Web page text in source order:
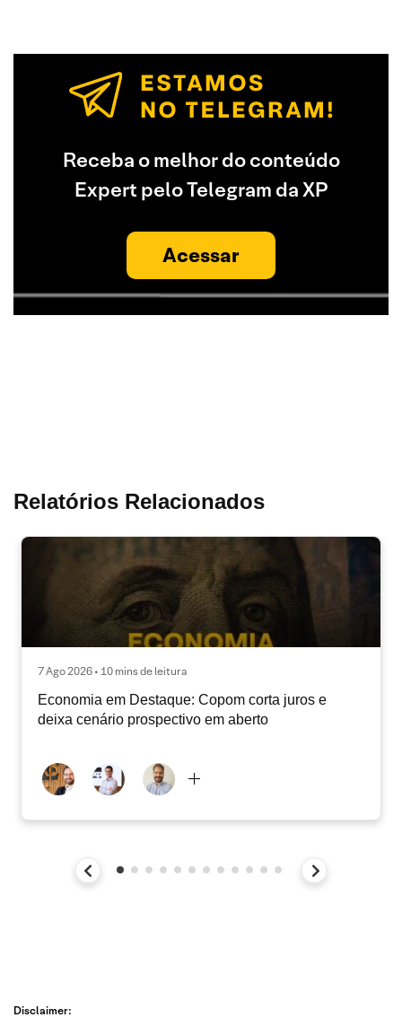
Receba o melhor do conteúdo
Expert pelo Telegram da XP
Acessar
Relatórios Relacionados
7 Ago 2026 • 10 mins de leitura
Economia em Destaque: Copom corta juros e
deixa cenário prospectivo em aberto
Disclaimer: